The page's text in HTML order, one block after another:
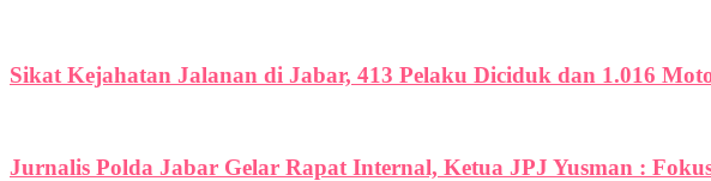
Sikat Kejahatan Jalanan di Jabar, 413 Pelaku Diciduk dan 1.016
Jurnalis Polda Jabar Gelar Rapat Internal, Ketua JPJ Yusman :